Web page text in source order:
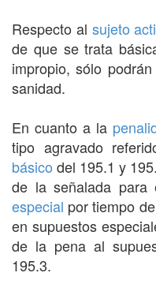
Respecto al sujeto
de que se trata
impropio, sólo
sanidad.
En cuanto a la
tipo agravado
básico del 195.1 y
de la señalada
especial por tiempo
en supuestos
de la pena al
195.3.